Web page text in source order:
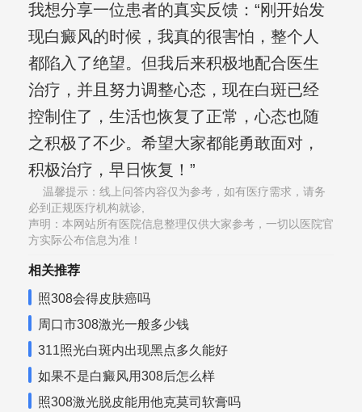
我想分享一位患者的真实反馈：“刚开始发
现白癜风的时候，我真的很害怕，整个人
都陷入了绝望。但我后来积极地配合医生
治疗，并且努力调整心态，现在白斑已经
控制住了，生活也恢复了正常，心态也随
之积极了不少。希望大家都能勇敢面对，
积极治疗，早日恢复！”
温馨提示：线上问答内容仅为参考，如有医疗需求，请务
必到正规医疗机构就诊,
声明：本网站所有医院信息整理仅供大家参考，一切以医院官
方实际公布信息为准！
相关推荐
照308会得皮肤癌吗
周口市308激光一般多少钱
311照光白斑内出现黑点多久能好
如果不是白癜风用308后怎么样
照308激光脱皮能用他克莫司软膏吗